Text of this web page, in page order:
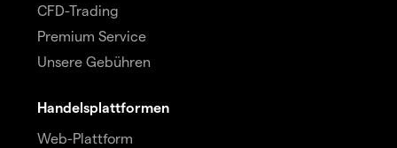
CFD-Trading
Premium Service
Unsere Gebühren
Handelsplattformen
Web-Plattform